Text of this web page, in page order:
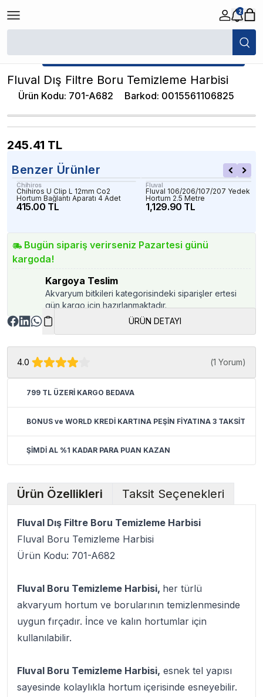
2
/ Fluval Dış Filtre Boru
★ Atakan Petshop, Fluval yetkili satıcısıdır.
Fluval Dış Filtre Boru Temizleme Harbisi
Ürün Kodu: 701-A682 Barkod: 0015561106825
245.41 TL
Benzer Ürünler
Chihiros
Chihiros U Clip L 12mm Co2
Hortum Bağlantı Aparatı 4 Adet
415.00 TL
Fluval
Fluval 106/206/107/207 Yedek
Hortum 2.5 Metre
1,129.90 TL
Bugün sipariş verirseniz Pazartesi günü
kargoda!
Kargoya Teslim
Akvaryum bitkileri kategorisindeki siparişler ertesi
gün kargo için hazırlanmaktadır.
ÜRÜN DETAYI
4.0 (1 Yorum)
799 TL ÜZERİ KARGO BEDAVA
BONUS ve WORLD KREDİ KARTINA PEŞİN FİYATINA 3 TAKSİT
ŞİMDİ AL %1 KADAR PARA PUAN KAZAN
Ürün Özellikleri Taksit Seçenekleri
Fluval Dış Filtre Boru Temizleme Harbisi
Fluval Boru Temizleme Harbisi
Ürün Kodu: 701-A682
Fluval Boru Temizleme Harbisi, her türlü
akvaryum hortum ve borularının temizlenmesinde
uygun fırçadır. İnce ve kalın hortumlar için
kullanılabilir.
Fluval Boru Temizleme Harbisi, esnek tel yapısı
sayesinde kolaylıkla hortum içerisinde esneyebilir.